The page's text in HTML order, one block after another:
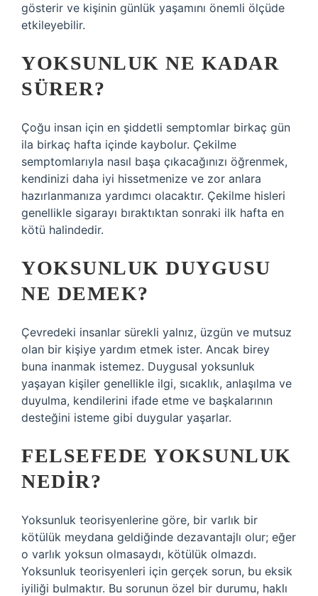
gösterir ve kişinin günlük yaşamını önemli ölçüde
etkileyebilir.
YOKSUNLUK NE KADAR
SÜRER?
Çoğu insan için en şiddetli semptomlar birkaç gün
ila birkaç hafta içinde kaybolur. Çekilme
semptomlarıyla nasıl başa çıkacağınızı öğrenmek,
kendinizi daha iyi hissetmenize ve zor anlara
hazırlanmanıza yardımcı olacaktır. Çekilme hisleri
genellikle sigarayı bıraktıktan sonraki ilk hafta en
kötü halindedir.
YOKSUNLUK DUYGUSU
NE DEMEK?
Çevredeki insanlar sürekli yalnız, üzgün ve mutsuz
olan bir kişiye yardım etmek ister. Ancak birey
buna inanmak istemez. Duygusal yoksunluk
yaşayan kişiler genellikle ilgi, sıcaklık, anlaşılma ve
duyulma, kendilerini ifade etme ve başkalarının
desteğini isteme gibi duygular yaşarlar.
FELSEFEDE YOKSUNLUK
NEDIR?
Yoksunluk teorisyenlerine göre, bir varlık bir
kötülük meydana geldiğinde dezavantajlı olur; eğer
o varlık yoksun olmasaydı, kötülük olmazdı.
Yoksunluk teorisyenleri için gerçek sorun, bu eksik
iyiliği bulmaktır. Bu sorunun özel bir durumu, haklı